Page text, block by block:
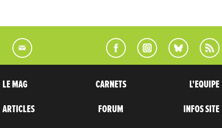
LE MAG
ARTICLES
CARNETS
FORUM
L'EQUIPE
INFOS SITE